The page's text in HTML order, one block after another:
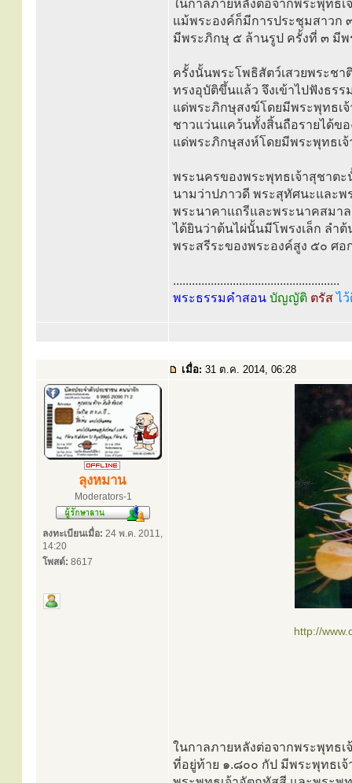
ในกาลภายหลังต่อจากพระพุทธ
แม้พระองค์ก็มีการประชุมสาวก
มีพระภิกษุ ๕ ล้านรูป ครั้งที่ ๓ มี
ครั้งนั้นพระโพธิสัตว์เสวยพระชา
ทรงอุบัติขึ้นแล้ว จึงเข้าไปฟังธร
แด่พระภิกษุสงฆ์โดยมีพระพุทธเ
ชาวแว่นแคว้นทั้งสิ้นถือรายได้ข
แด่พระภิกษุสงห์โดยมีพระพุทธเ
พระนครของพระพุทธเจ้าสุชาต
นามว่าปภาวดี พระสุทัศนะและพ
พระนาคาแถรีและพระนาคสมา
ได้ยินว่าต้นไผ่นั้นมีโพรงเล็ก ลำ
พระสรีระของพระองค์สูง ๕๐ ศ
.....................................................
พระธรรมคำสอน บัญญัติ ตรัสไ
เมื่อ: 31 ต.ค. 2014, 06:28
ลุงหมาน
Moderators-1
ลงทะเบียนเมื่อ: 24 พ.ค. 2011,
14:20
โพสต์: 8617
http://
ในกาลภายหลังต่อจากพระพุทธ
ที่อยู่ท้าย ๑.๘๐๐ กัป มีพระพุทธเ